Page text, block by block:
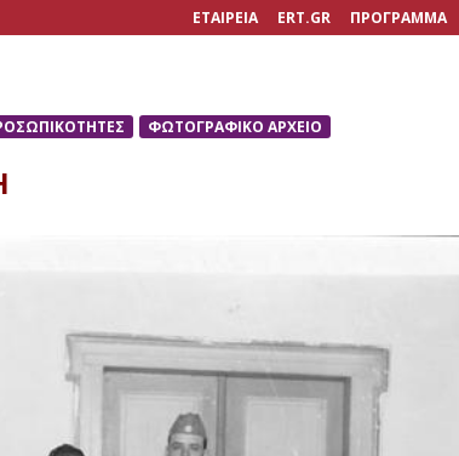
ΕΤΑΙΡΕΙΑ ERT.GR ΠΡΟΓΡΑΜΜΑ
ΦΩΤΟΓΡΑΦΙΚΟ ΑΡΧΕΙΟ